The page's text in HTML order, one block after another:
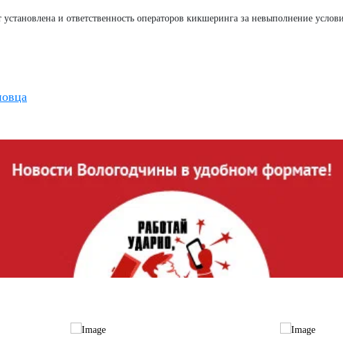
установлена и ответственность операторов кикшеринга за невыполнение